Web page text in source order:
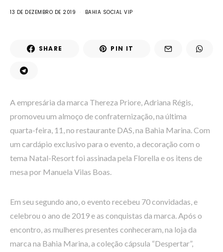
13 DE DEZEMBRO DE 2019 BAHIA SOCIAL VIP
SHARE PIN IT
A empresária da marca Thereza Priore, Adriana Régis,
promoveu um almoço de confraternização, na última
quarta-feira, 11, no restaurante DAS, na Bahia Marina. Com
um cardápio exclusivo para o evento, a decoração com o
tema Natal-Resort foi assinada pela Florella e os itens de
mesa por Manuela Vilas Boas.
Em seu segundo ano, o evento recebeu 70 convidadas, e
celebrou o ano de 2019 e as conquistas da marca. Após o
encontro, as mulheres presentes conheceram, na loja da
marca na Bahia Marina, a coleção cápsula “Despertar”,